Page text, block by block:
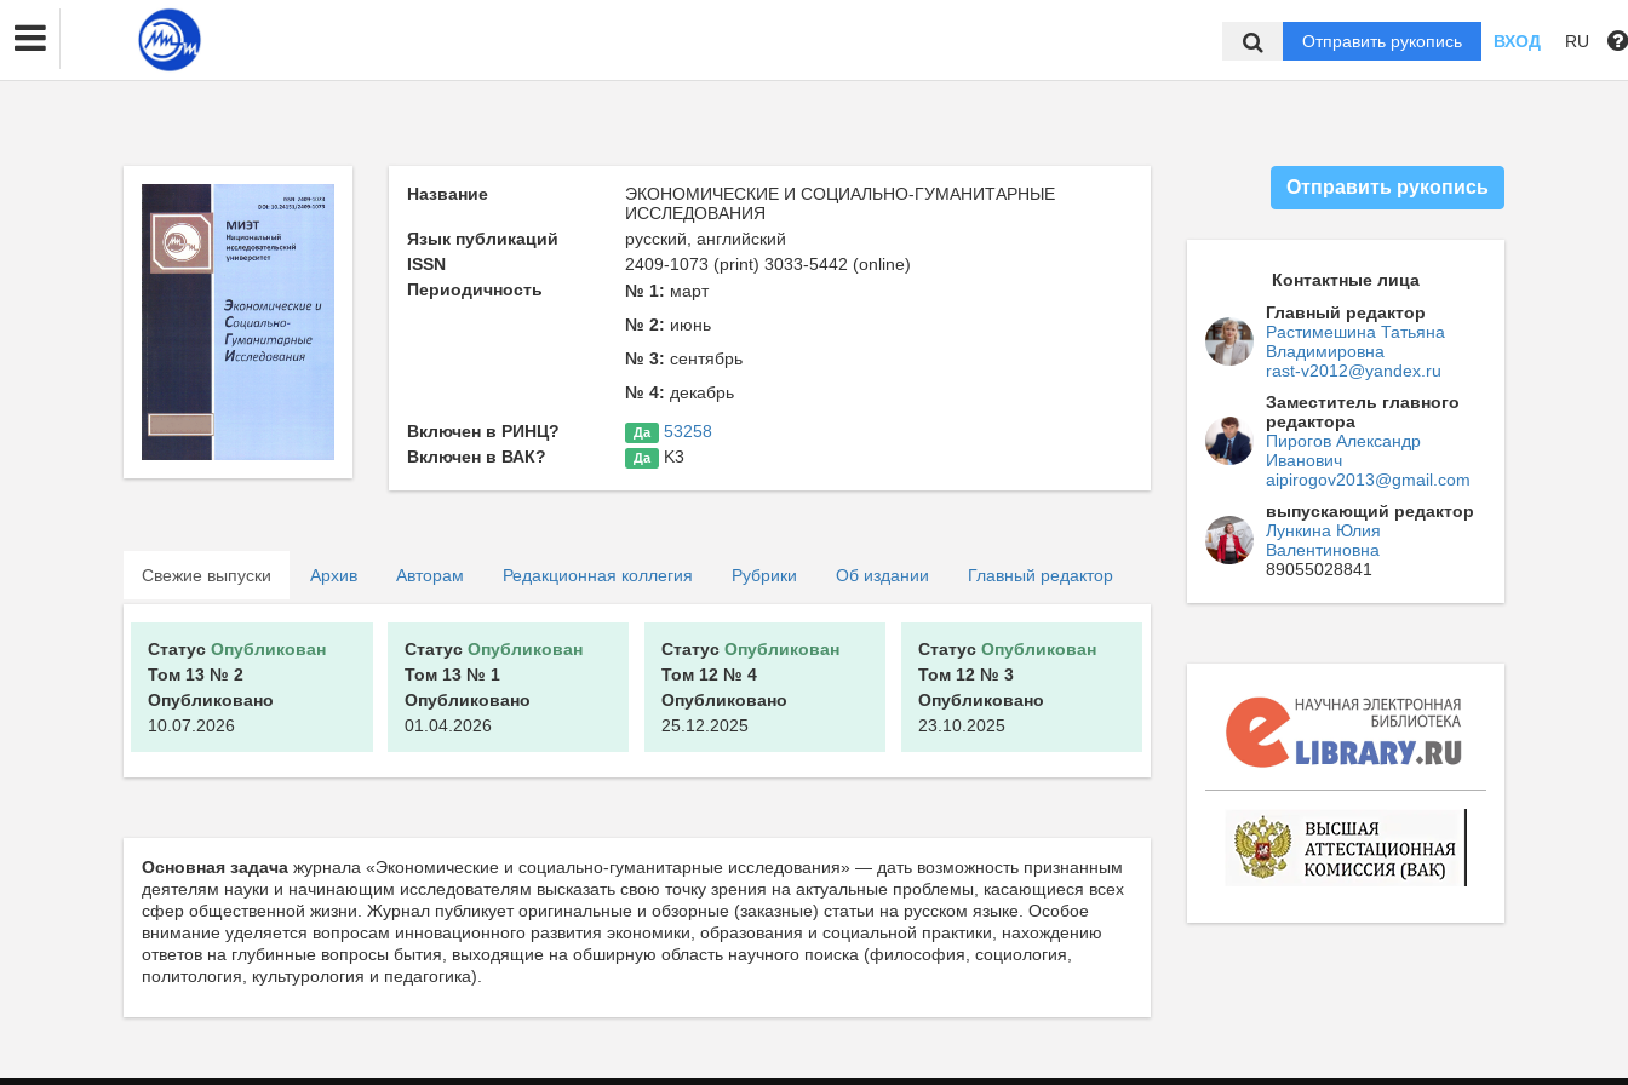
Отправить рукопись ВХОД RU
Название
ЭКОНОМИЧЕСКИЕ И СОЦИАЛЬНО-ГУМАНИТАРНЫЕ
ИССЛЕДОВАНИЯ
Язык публикаций
русский, английский
ISSN
2409-1073 (print) 3033-5442 (online)
Периодичность
№ 1: март
№ 2: июнь
№ 3:сентябрь
№ 4: декабрь
Включен в РИНЦ?
Да
53258
Включен в ВАК?
Да K3
Свежие выпуски Архив Авторам Редакционная коллегия Рубрики Об издании Главный редактор
Статус Опубликован
Том 13 № 2
Опубликовано
10.07.2026
Статус Опубликован
Том 13 № 1
Опубликовано
01.04.2026
Статус Опубликован
Том 12 № 4
Опубликовано
25.12.2025
Статус Опубликован
Том 12 № 3
Опубликовано
23.10.2025
Основная задача журнала «Экономические и социально-гуманитарные исследования» — дать возможность признанным
деятелям науки и начинающим исследователям высказать свою точку зрения на актуальные проблемы, касающиеся всех
сфер общественной жизни. Журнал публикует оригинальные и обзорные (заказные) статьи на русском языке. Особое
внимание уделяется вопросам инновационного развития экономики, образования и социальной практики, нахождению
ответов на глубинные вопросы бытия, выходящие на обширную область научного поиска (философия, социология,
политология, культурология и педагогика).
Отправить рукопись
Контактные лица
Главный редактор
Растимешина Татьяна
Владимировна
rast-v2012@yandex.ru
Заместитель главного
редактора
Пирогов Александр
Иванович
aipirogov2013@gmail.com
выпускающий редактор
Лункина Юлия
Валентиновна
89055028841